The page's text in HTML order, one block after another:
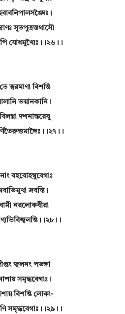
সূতপুত্রস্তথাসৌ
যোধমুখ্যৈঃ।।২৬।।
তে ত্বরমাণা বিশন্তি
ভয়ানকানি।
দশনান্তরেষু
বহবোহম্বুবেগাঃ
দ্রবন্তি।
নরলোকবীরা
জ্বলনং পতঙ্গা
সমৃদ্ধবেগাঃ।
বিশন্তি লোকা-
সমৃদ্ধবেগাঃ।।২৯।।